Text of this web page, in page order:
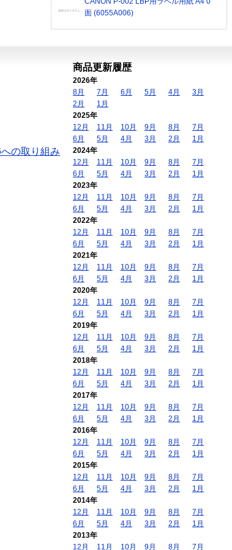
面 (6055A006)
への取り組み
商品更新履歴
2026年
8月
7月 6月 5月 4月
3月
2月
1月
2025年
12月
11月 10月 9月 8月
7月
6月
5月 4月 3月 2月
1月
2024年
12月
11月 10月 9月 8月
7月
6月
5月 4月 3月 2月
1月
2023年
12月
11月 10月 9月 8月
7月
6月
5月 4月 3月 2月
1月
2022年
12月
11月 10月 9月 8月
7月
6月
5月 4月 3月 2月
1月
2021年
12月
11月 10月 9月 8月
7月
6月
5月 4月 3月 2月
1月
2020年
12月
11月 10月 9月 8月
7月
6月
5月 4月 3月 2月
1月
2019年
12月
11月 10月 9月 8月
7月
6月
5月 4月 3月 2月
1月
2018年
12月
11月 10月 9月 8月
7月
6月
5月 4月 3月 2月
1月
2017年
12月
11月 10月 9月 8月
7月
6月
5月 4月 3月 2月
1月
2016年
12月
11月 10月 9月 8月
7月
6月
5月 4月 3月 2月
1月
2015年
12月
11月 10月 9月 8月
7月
6月
5月 4月 3月 2月
1月
2014年
12月
11月 10月 9月 8月
7月
6月
5月 4月 3月 2月
1月
2013年
12月
11月 10月 9月 8月 7月